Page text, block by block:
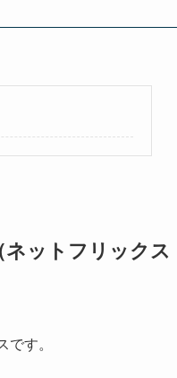
ネットフリックス
す。